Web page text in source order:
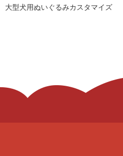
大型犬用ぬいぐるみカスタマイズ